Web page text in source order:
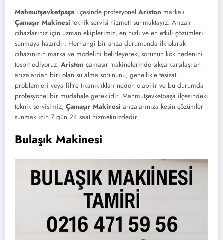
Mahmutşevketpaşa ilçesinde profesyonel Ariston markalı
Çamaşır Makinesi teknik servisi hizmeti sunmaktayız. Arızalı
cihazlarınız için uzman ekiplerimiz, en hızlı ve en etkili çözümleri
sunmaya hazırdır. Herhangi bir arıza durumunda ilk olarak
cihazınızın marka ve modelini belirleyerek, sorunun kök nedenini
tespit ediyoruz. Ariston çamaşır makinelerinde sıkça karşılaşılan
arızalardan biri olan su alma sorununu, genellikle tesisat
problemleri veya filtre tıkanıklıkları neden olabilir ve bu durumda
profesyonel bir müdahale gereklidir. Mahmutşevketpaşa ilçesindeki
teknik servisimiz, Çamaşır Makinesi arızalarınıza kesin çözümler
sunmak için 7 gün 24 saat hizmetinizdedir.
Bulaşık Makinesi